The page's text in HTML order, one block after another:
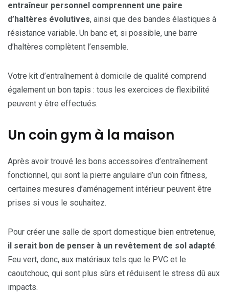
entraîneur personnel comprennent une paire
d’haltères évolutives, ainsi que des bandes élastiques à
résistance variable. Un banc et, si possible, une barre
d’haltères complètent l’ensemble.
Votre kit d’entraînement à domicile de qualité comprend
également un bon tapis : tous les exercices de flexibilité
peuvent y être effectués.
Un coin gym à la maison
Après avoir trouvé les bons accessoires d’entraînement
fonctionnel, qui sont la pierre angulaire d’un coin fitness,
certaines mesures d’aménagement intérieur peuvent être
prises si vous le souhaitez.
Pour créer une salle de sport domestique bien entretenue,
il serait bon de penser à un revêtement de sol adapté.
Feu vert, donc, aux matériaux tels que le PVC et le
caoutchouc, qui sont plus sûrs et réduisent le stress dû aux
impacts.